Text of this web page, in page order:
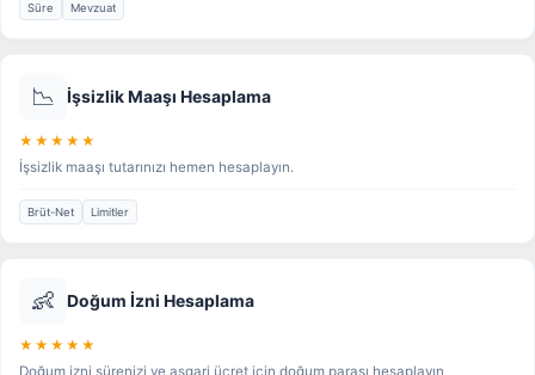
Süre Mevzuat
📉 İşsizlik Maaşı Hesaplama
★★★★★
İşsizlik maaşı tutarınızı hemen hesaplayın.
Brüt-Net Limitler
👶 Doğum İzni Hesaplama
★★★★★
Doğum izni sürenizi ve asgari ücret için doğum parası hesaplayın